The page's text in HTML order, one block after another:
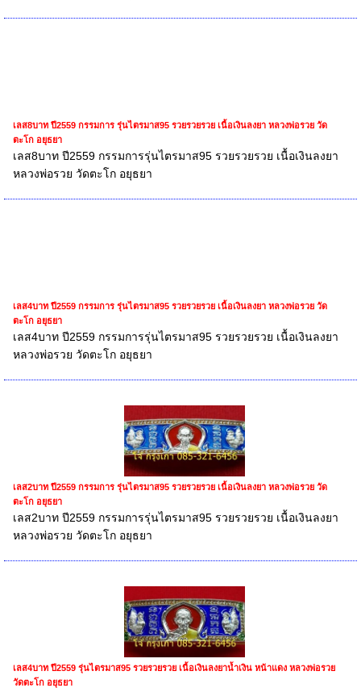
เลส8บาท ปี2559 กรรมการ รุ่นไตรมาส95 รวยรวยรวย เนื้อเงินลงยา หลวงพ่อรวย วัด
ตะโก อยุธยา
เลส8บาท ปี2559 กรรมการรุ่นไตรมาส95 รวยรวยรวย เนื้อเงินลงยา
หลวงพ่อรวย วัดตะโก อยุธยา
เลส4บาท ปี2559 กรรมการ รุ่นไตรมาส95 รวยรวยรวย เนื้อเงินลงยา หลวงพ่อรวย วัด
ตะโก อยุธยา
เลส4บาท ปี2559 กรรมการรุ่นไตรมาส95 รวยรวยรวย เนื้อเงินลงยา
หลวงพ่อรวย วัดตะโก อยุธยา
เลส2บาท ปี2559 กรรมการ รุ่นไตรมาส95 รวยรวยรวย เนื้อเงินลงยา หลวงพ่อรวย วัด
ตะโก อยุธยา
เลส2บาท ปี2559 กรรมการรุ่นไตรมาส95 รวยรวยรวย เนื้อเงินลงยา
หลวงพ่อรวย วัดตะโก อยุธยา
เลส4บาท ปี2559 รุ่นไตรมาส95 รวยรวยรวย เนื้อเงินลงยาน้ำเงิน หน้าแดง หลวงพ่อรวย
วัดตะโก อยุธยา